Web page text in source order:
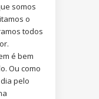
somos
o
todos
é bem
Ou como
pelo